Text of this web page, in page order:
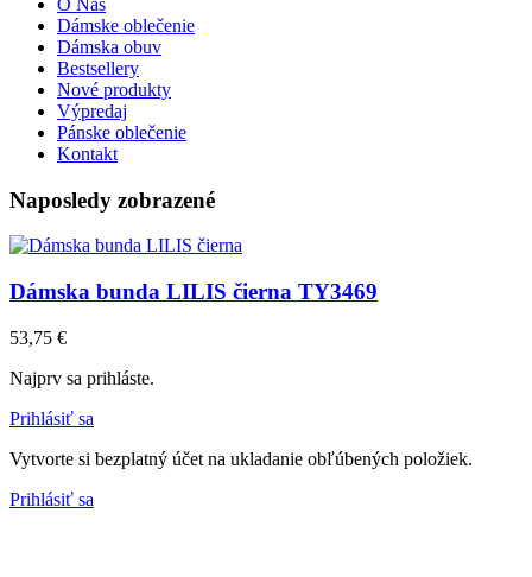
O Nás
Dámske oblečenie
Dámska obuv
Bestsellery
Nové produkty
Výpredaj
Pánske oblečenie
Kontakt
Naposledy zobrazené
Dámska bunda LILIS čierna TY3469
53,75 €
Najprv sa prihláste.
Prihlásiť sa
Vytvorte si bezplatný účet na ukladanie obľúbených položiek.
Prihlásiť sa